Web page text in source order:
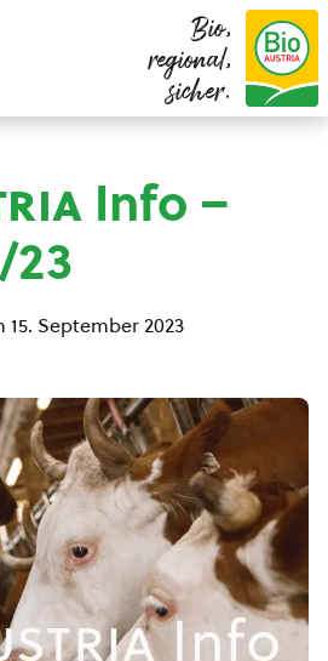
Bio,
regional,
sicher.
Info –
23
September 2023